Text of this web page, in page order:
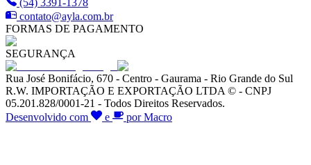
(54) 3391-1378
contato@ayla.com.br
FORMAS DE PAGAMENTO
SEGURANÇA
Rua José Bonifácio, 670 - Centro - Gaurama - Rio Grande do Sul
R.W. IMPORTAÇÃO E EXPORTAÇÃO LTDA © - CNPJ
05.201.828/0001-21 - Todos Direitos Reservados.
Desenvolvido com
e por Macro